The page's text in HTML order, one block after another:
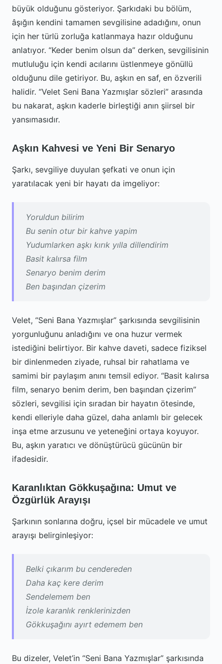
büyük olduğunu gösteriyor. Şarkıdaki bu bölüm,
âşığın kendini tamamen sevgilisine adadığını, onun
için her türlü zorluğa katlanmaya hazır olduğunu
anlatıyor. “Keder benim olsun da” derken, sevgilisinin
mutluluğu için kendi acılarını üstlenmeye gönüllü
olduğunu dile getiriyor. Bu, aşkın en saf, en özverili
halidir. “Velet Seni Bana Yazmışlar sözleri” arasında
bu nakarat, aşkın kaderle birleştiği anın şiirsel bir
yansımasıdır.
Aşkın Kahvesi ve Yeni Bir Senaryo
Şarkı, sevgiliye duyulan şefkati ve onun için
yaratılacak yeni bir hayatı da imgeliyor:
Yoruldun bilirim
Bu senin otur bir kahve yapim
Yudumlarken aşkı kırık yılla dillendirim
Basit kalırsa film
Senaryo benim derim
Ben başından çizerim
Velet, “Seni Bana Yazmışlar” şarkısında sevgilisinin
yorgunluğunu anladığını ve ona huzur vermek
istediğini belirtiyor. Bir kahve daveti, sadece fiziksel
bir dinlenmeden ziyade, ruhsal bir rahatlama ve
samimi bir paylaşım anını temsil ediyor. “Basit kalırsa
film, senaryo benim derim, ben başından çizerim”
sözleri, sevgilisi için sıradan bir hayatın ötesinde,
kendi elleriyle daha güzel, daha anlamlı bir gelecek
inşa etme arzusunu ve yeteneğini ortaya koyuyor.
Bu, aşkın yaratıcı ve dönüştürücü gücünün bir
ifadesidir.
Karanlıktan Gökkuşağına: Umut ve
Özgürlük Arayışı
Şarkının sonlarına doğru, içsel bir mücadele ve umut
arayışı belirginleşiyor:
Belki çıkarım bu cendereden
Daha kaç kere derim
Sendelemem ben
İzole karanlık renklerinizden
Gökkuşağını ayırt edemem ben
Bu dizeler, Velet’in “Seni Bana Yazmışlar” şarkısında